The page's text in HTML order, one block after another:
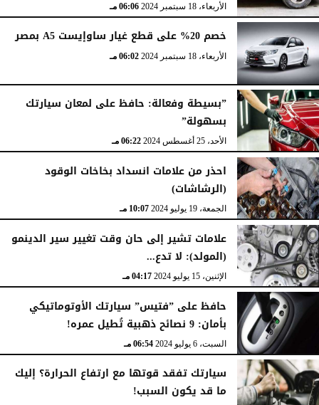
الأربعاء، 18 سبتمبر 2024 06:06 مـ
خصم 20% على قطع غيار ساوإيست A5 بمصر
الأربعاء، 18 سبتمبر 2024 06:02 مـ
”بسيطة وفعالة: حافظ على لمعان سيارتك
بسهولة”
الأحد، 25 أغسطس 2024 06:22 مـ
احذر من علامات انسداد بخاخات الوقود
(الرشاشات)
الجمعة، 19 يوليو 2024 10:07 مـ
علامات تشير إلى حان وقت تغيير سير الدينمو
(المولد): لا تدع...
الإثنين، 15 يوليو 2024 04:17 مـ
حافظ على ”فتيس” سيارتك الأوتوماتيكي
بأمان: 9 نصائح ذهبية تُطيل عمره!
السبت، 6 يوليو 2024 06:54 مـ
سيارتك تفقد قوتها مع ارتفاع الحرارة؟ إليك
ما قد يكون السبب!